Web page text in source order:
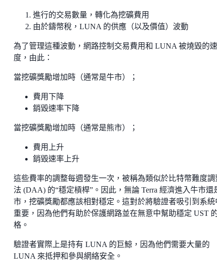
進行的交易數量，轉化為挖礦費用
由於鑄幣稅，LUNA 的供應（以及價值）波動
為了管理這種波動，網路控制交易費用和 LUNA 被燒毀的速
度，由此：
當挖礦獎勵增加時（通常是牛市）；
費用下降
銷毀速率下降
當挖礦獎勵增加時（通常是熊市）；
費用上升
銷毀速率上升
這些費率的調整每週發生一次，被稱為類似於比特幣難度調
法 (DAA) 的“穩定槓桿”。因此，無論 Terra 經濟進入牛市還
市，挖礦獎勵都應該相對穩定。這對於將驗證者吸引到系統
重要，因為他們有助於保護網路並在無意中幫助穩定 UST
格。
驗證者實際上是持有 LUNA 的巨鯨，因為他們需要大量的
LUNA 來抵押和參與網絡安全。